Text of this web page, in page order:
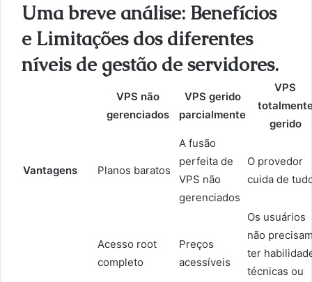
Uma breve análise: Benefícios
e Limitações dos diferentes
níveis de gestão de servidores.
VPS não
gerenciados
VPS gerido
parcialmente
VPS
gerido
Vantagens Planos baratos
A fusão
perfeita de
VPS não
gerenciados
O provedor
cuida de
Acesso root
completo
Preços
acessíveis
Os usuários
não
ter
técnicas ou